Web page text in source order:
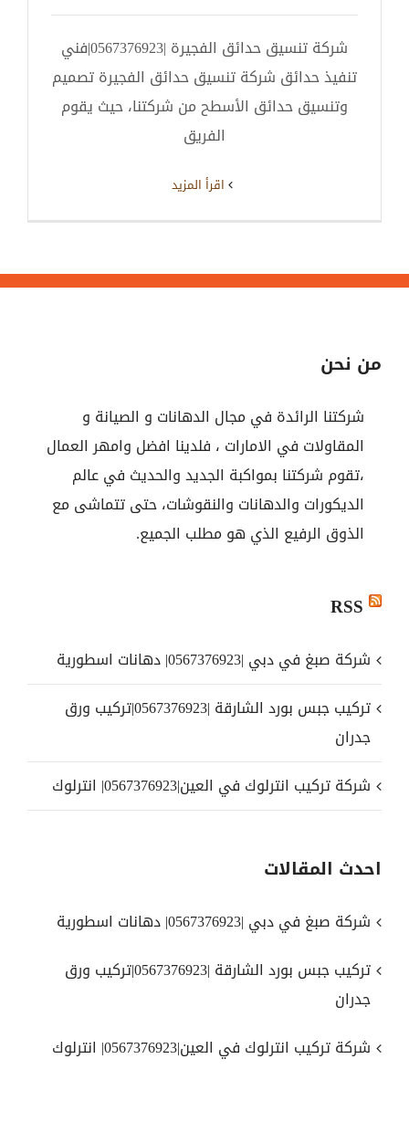
شركة تنسيق حدائق الفجيرة |0567376923|فني
تنفيذ حدائق شركة تنسيق حدائق الفجيرة تصميم
وتنسيق حدائق الأسطح من شركتنا، حيث يقوم
الفريق
من نحن
شركتنا الرائدة في مجال الدهانات و الصيانة و
المقاولات في الامارات ، فلدينا افضل وامهر العمال
،تقوم شركتنا بمواكبة الجديد والحديث في عالم
الديكورات والدهانات والنقوشات، حتى تتماشى مع
الذوق الرفيع الذي هو مطلب الجميع.
RSS
شركة صبغ في دبي |0567376923| دهانات اسطورية
تركيب جبس بورد الشارقة |0567376923|تركيب ورق
جدران
شركة تركيب انترلوك في العين|0567376923| انترلوك
احدث المقالات
شركة صبغ في دبي |0567376923| دهانات اسطورية
تركيب جبس بورد الشارقة |0567376923|تركيب ورق
جدران
شركة تركيب انترلوك في العين|0567376923| انترلوك